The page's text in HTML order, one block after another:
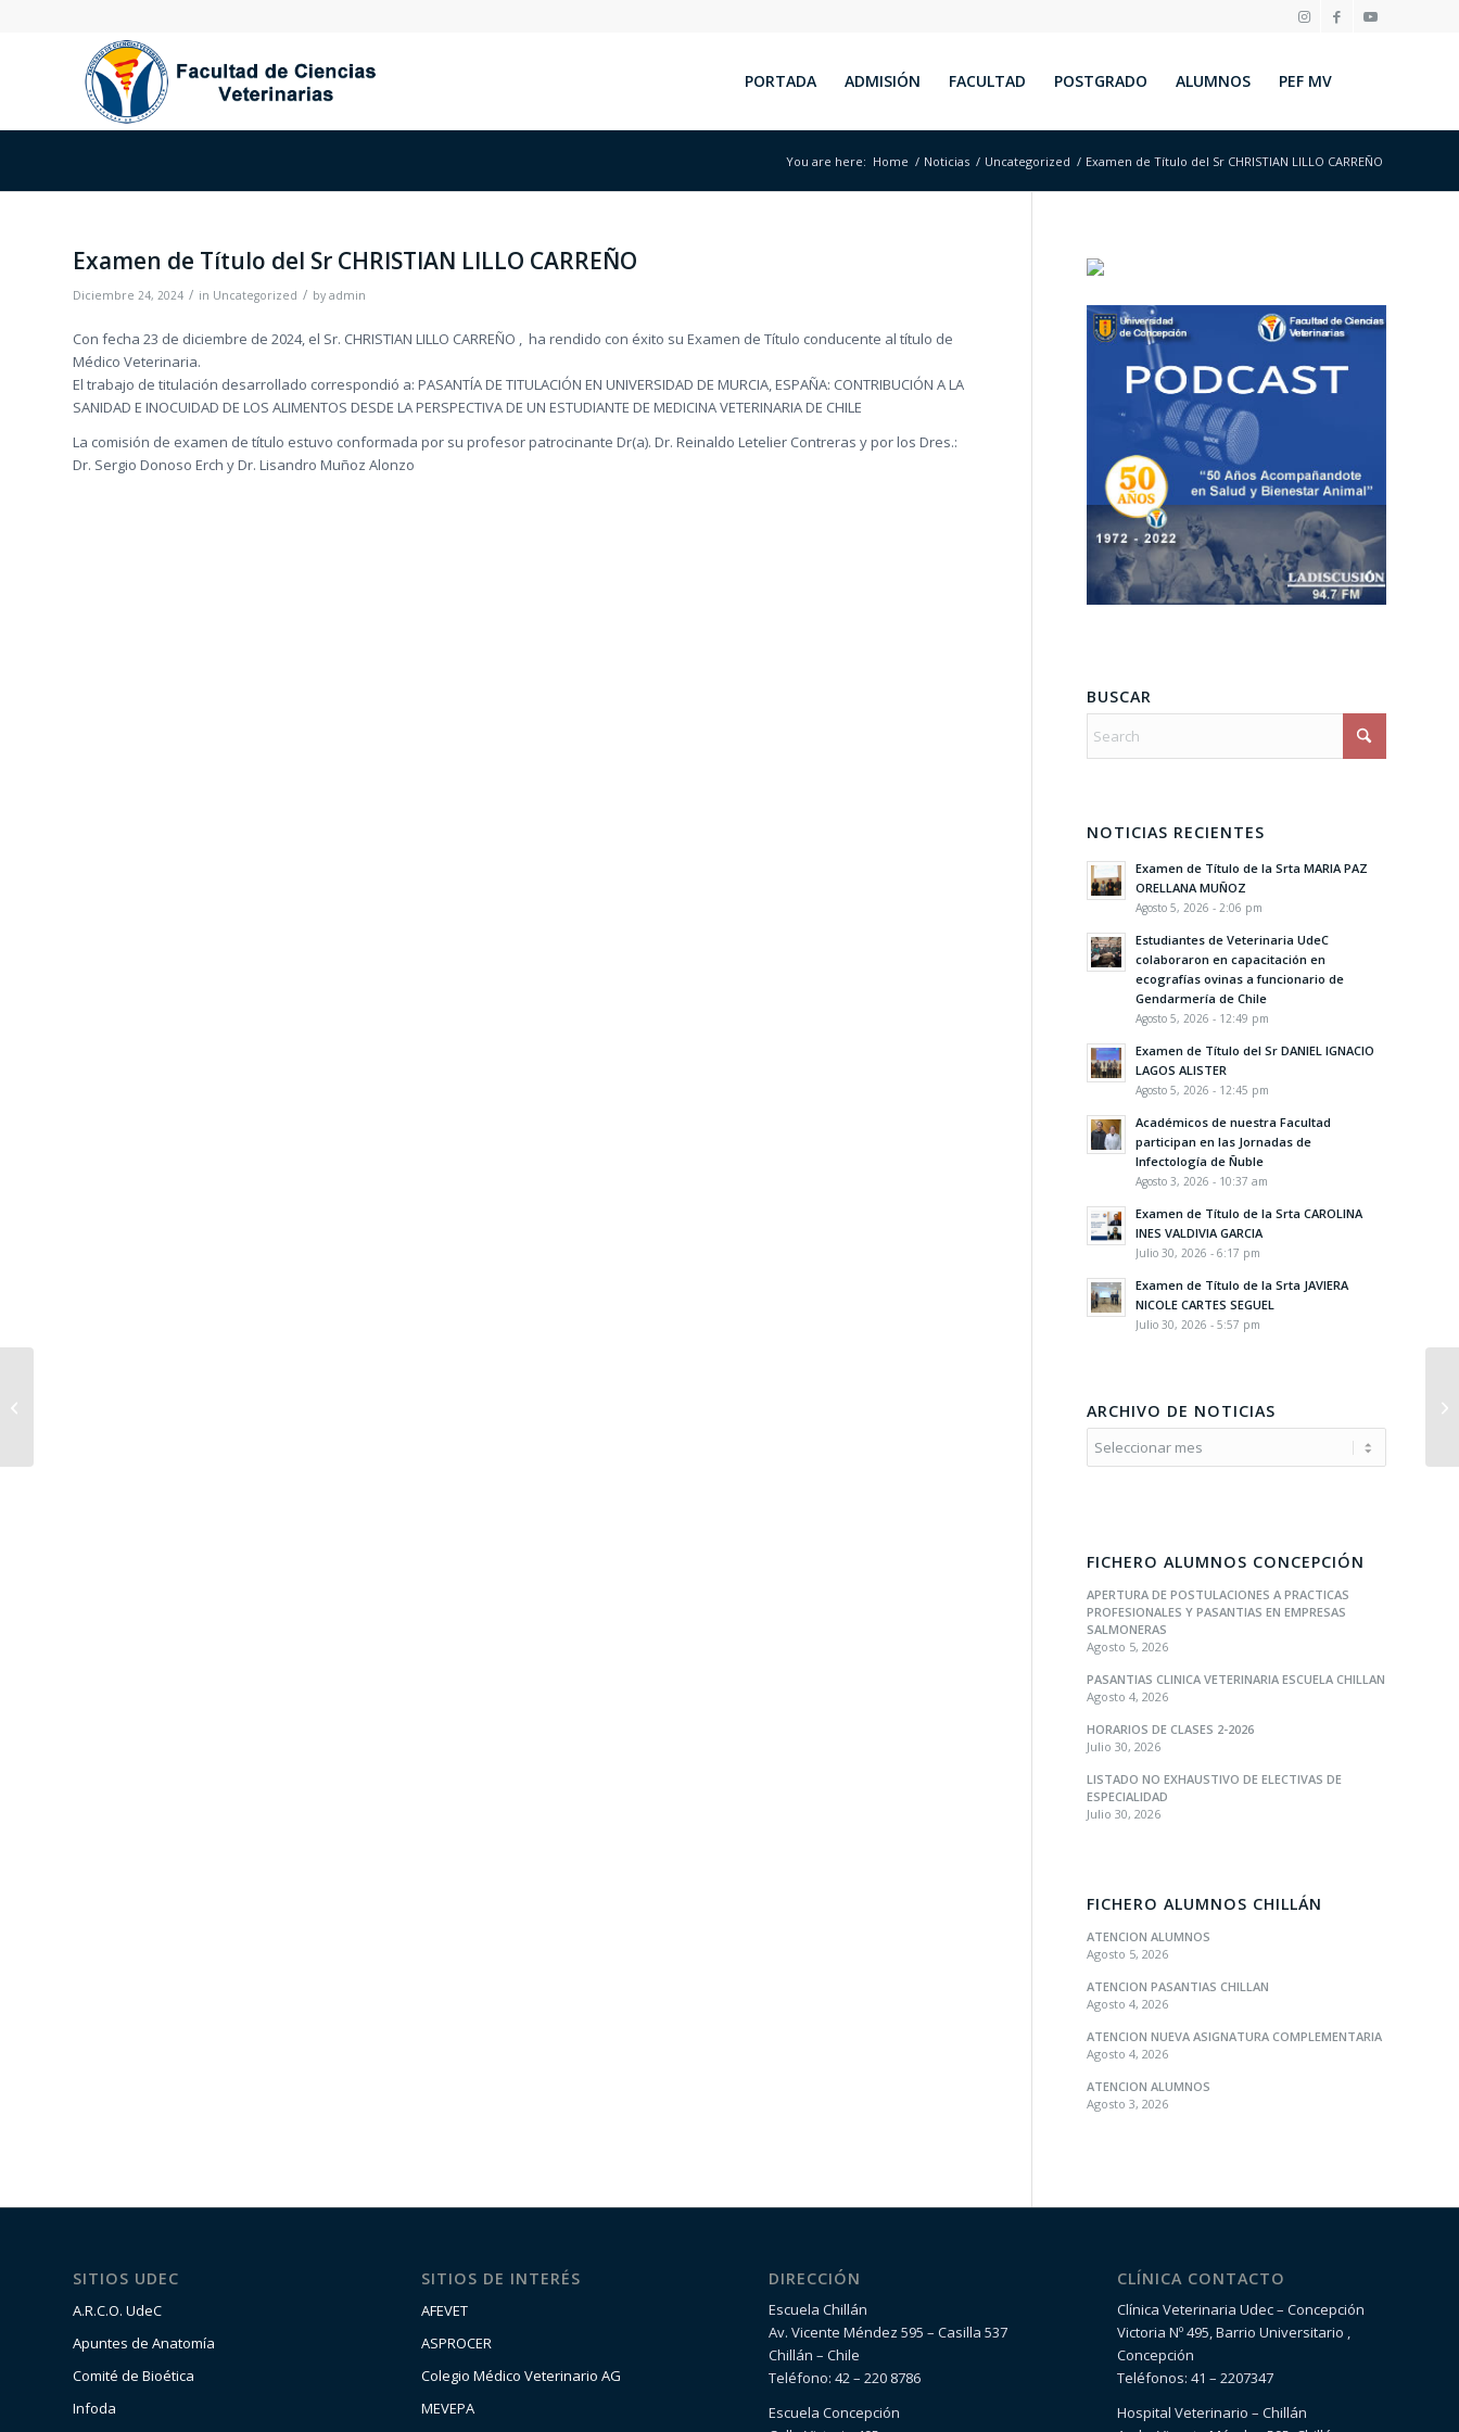
PORTADA ADMISIÓN FACULTAD POSTGRADO ALUMNOS PEF MV
You are here: Home / Noticias / Uncategorized / Examen de Título del Sr CHRISTIAN LILLO CARREÑO
Examen de Título del Sr CHRISTIAN LILLO CARREÑO
Diciembre 24, 2024 / in Uncategorized / by admin
Con fecha 23 de diciembre de 2024, el Sr. CHRISTIAN LILLO CARREÑO , ha rendido con éxito su Examen de Título conducente al título de
Médico Veterinaria.
El trabajo de titulación desarrollado correspondió a: PASANTÍA DE TITULACIÓN EN UNIVERSIDAD DE MURCIA, ESPAÑA: CONTRIBUCIÓN A LA
SANIDAD E INOCUIDAD DE LOS ALIMENTOS DESDE LA PERSPECTIVA DE UN ESTUDIANTE DE MEDICINA VETERINARIA DE CHILE
La comisión de examen de título estuvo conformada por su profesor patrocinante Dr(a). Dr. Reinaldo Letelier Contreras y por los Dres.:
Dr. Sergio Donoso Erch y Dr. Lisandro Muñoz Alonzo
BUSCAR
NOTICIAS RECIENTES
Examen de Título de la Srta MARIA PAZ
ORELLANA MUÑOZ
Agosto 5, 2026 - 2:06 pm
Estudiantes de Veterinaria UdeC
colaboraron en capacitación en
ecografías ovinas a funcionario de
Gendarmería de Chile
Agosto 5, 2026 - 12:49 pm
Examen de Título del Sr DANIEL IGNACIO
LAGOS ALISTER
Agosto 5, 2026 - 12:45 pm
Académicos de nuestra Facultad
participan en las Jornadas de
Infectología de Ñuble
Agosto 3, 2026 - 10:37 am
Examen de Título de la Srta CAROLINA
INES VALDIVIA GARCIA
Julio 30, 2026 - 6:17 pm
Examen de Título de la Srta JAVIERA
NICOLE CARTES SEGUEL
Julio 30, 2026 - 5:57 pm
ARCHIVO DE NOTICIAS
FICHERO ALUMNOS CONCEPCIÓN
APERTURA DE POSTULACIONES A PRACTICAS
PROFESIONALES Y PASANTIAS EN EMPRESAS
SALMONERAS
Agosto 5, 2026
PASANTIAS CLINICA VETERINARIA ESCUELA CHILLAN
Agosto 4, 2026
HORARIOS DE CLASES 2-2026
Julio 30, 2026
LISTADO NO EXHAUSTIVO DE ELECTIVAS DE
ESPECIALIDAD
Julio 30, 2026
FICHERO ALUMNOS CHILLÁN
ATENCION ALUMNOS
Agosto 5, 2026
ATENCION PASANTIAS CHILLAN
Agosto 4, 2026
ATENCION NUEVA ASIGNATURA COMPLEMENTARIA
Agosto 4, 2026
ATENCION ALUMNOS
Agosto 3, 2026
SITIOS UDEC
A.R.C.O. UdeC
Apuntes de Anatomía
Comité de Bioética
Infoda
SITIOS DE INTERÉS
AFEVET
ASPROCER
Colegio Médico Veterinario AG
MEVEPA
DIRECCIÓN
Escuela Chillán
Av. Vicente Méndez 595 – Casilla 537
Chillán – Chile
Teléfono: 42 – 220 8786
Escuela Concepción
CLÍNICA CONTACTO
Clínica Veterinaria Udec – Concepción
Victoria Nº 495, Barrio Universitario ,
Concepción
Teléfonos: 41 – 2207347
Hospital Veterinario – Chillán